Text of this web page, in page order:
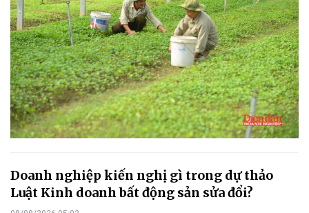
Doanh nghiệp kiến nghị gì trong dự thảo
Luật Kinh doanh bất động sản sửa đổi?